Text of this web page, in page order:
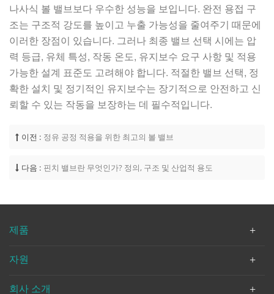
나사식 볼 밸브보다 우수한 성능을 보입니다. 완전 용접 구
조는 구조적 강도를 높이고 누출 가능성을 줄여주기 때문에
이러한 장점이 있습니다. 그러나 최종 밸브 선택 시에는 압
력 등급, 유체 특성, 작동 온도, 유지보수 요구 사항 및 적용
가능한 설계 표준도 고려해야 합니다. 적절한 밸브 선택, 정
확한 설치 및 정기적인 유지보수는 장기적으로 안전하고 신
뢰할 수 있는 작동을 보장하는 데 필수적입니다.
이전 : 정유 공정 적용을 위한 최고의 볼 밸브
다음 : 핀치 밸브란 무엇인가? 정의, 구조 및 산업적 용도
제품
자원
회사 소개